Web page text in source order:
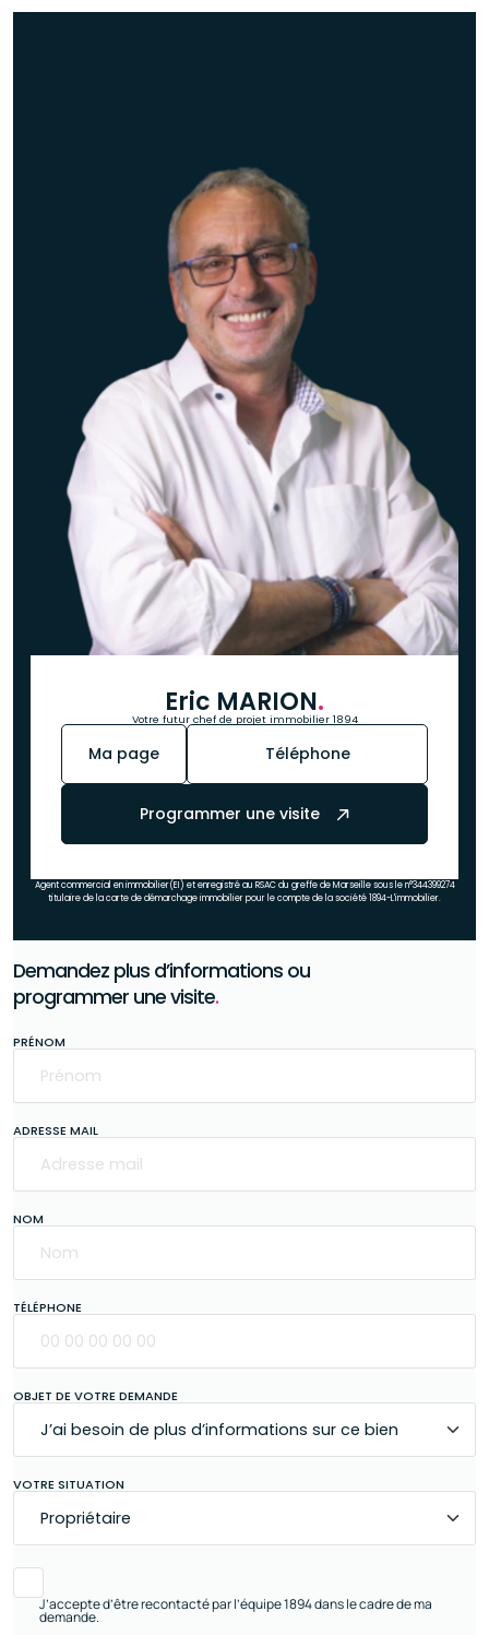
Eric MARION.
Votre futur chef de projet immobilier 1894
Ma page Téléphone
Programmer une visite
Agent commercial en immobilier(EI) et enregistré au RSAC du greffe de Marseille sous le n°344399274
titulaire de la carte de démarchage immobilier pour le compte de la société 1894-L'immobilier.
Demandez plus d’informations ou
programmer une visite.
PRÉNOM
ADRESSE MAIL
NOM
TÉLÉPHONE
OBJET DE VOTRE DEMANDE
VOTRE SITUATION
J’accepte d’être recontacté par l’équipe 1894 dans le cadre de ma
demande.